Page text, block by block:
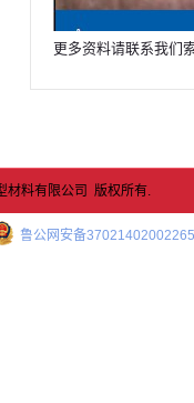
更多资料请联系我们
料有限公司 版权所有.
鲁公网安备